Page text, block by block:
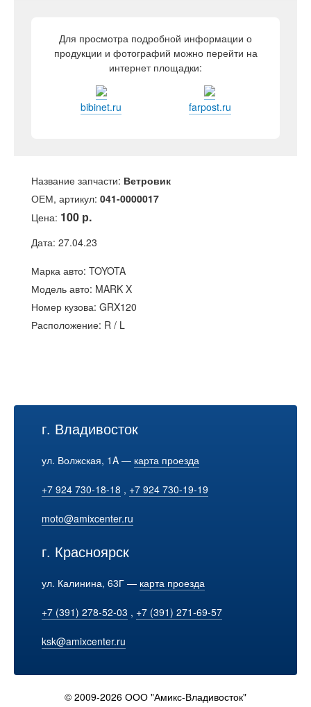
Для просмотра подробной информации о
продукции и фотографий можно перейти на
интернет площадки:
bibinet.ru farpost.ru
Название запчасти: Ветровик
ОЕМ, артикул: 041-0000017
Цена: 100 р.
Дата: 27.04.23
Марка авто: TOYOTA
Модель авто: MARK X
Номер кузова: GRX120
Расположение: R / L
г. Владивосток
ул. Волжская, 1A — карта проезда
+7 924 730-18-18 , +7 924 730-19-19
moto@amixcenter.ru
г. Красноярск
ул. Калинина, 63Г — карта проезда
+7 (391) 278-52-03 , +7 (391) 271-69-57
ksk@amixcenter.ru
© 2009-2026 ООО "Амикс-Владивосток"